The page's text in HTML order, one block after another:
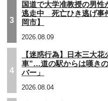
3
国道で大学准教授の男
逃走中 死亡ひき逃げ事
岡市】
2026.08.09
4
【迷惑行為】日本三大
車”…道の駅からは嘆き
バー」
2026.08.04